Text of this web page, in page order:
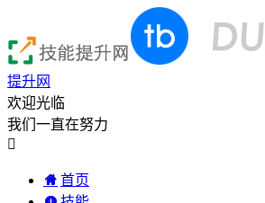
提升网
欢迎光临
我们一直在努力

首页